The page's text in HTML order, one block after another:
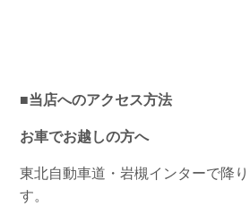
■当店へのアクセス方法
お車でお越しの方へ
東北自動車道・岩槻インターで降
す。